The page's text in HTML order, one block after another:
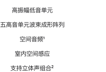
高振幅低音单元
五高音单元波束成形阵列
空间音频脚
¹
室内空间感应
支持立体声组合脚
²